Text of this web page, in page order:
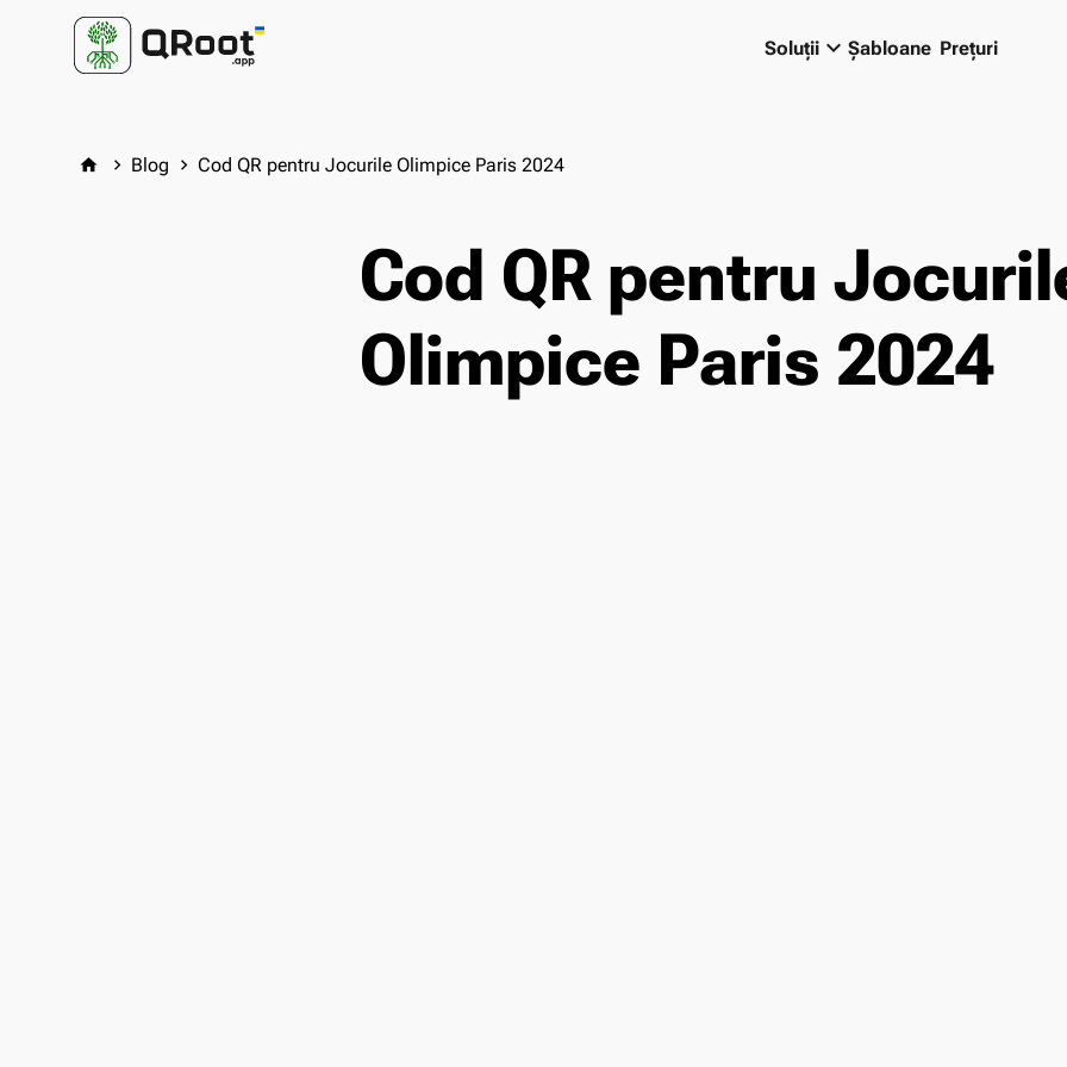
Soluții keyboard_arrow_down Șabloane Prețuri
home keyboard_arrow_right Blog keyboard_arrow_right Cod QR pentru Jocurile Olimpice Paris 2024
Cod QR pentru
Olimpice Paris 2024